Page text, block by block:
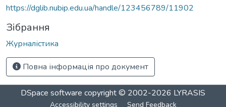
https://dglib.nubip.edu.ua/handle/123456789/11902
Зібрання
Журналістика
Повна інформація про документ
DSpace software copyright © 2002-2026 LYRASIS
Accessibility settings Send Feedback